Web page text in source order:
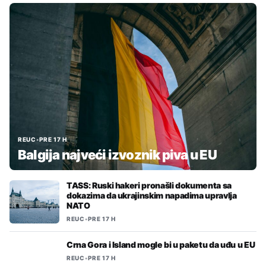
REUC•PRE 17 H
Balgija najveći izvoznik piva u EU
TASS: Ruski hakeri pronašli dokumenta sa
dokazima da ukrajinskim napadima upravlja
NATO
REUC•PRE 17 H
Crna Gora i Island mogle bi u paketu da uđu u EU
REUC•PRE 17 H